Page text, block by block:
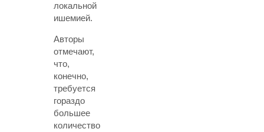
локальной
ишемией.
Авторы
отмечают,
что,
конечно,
требуется
гораздо
большее
количество